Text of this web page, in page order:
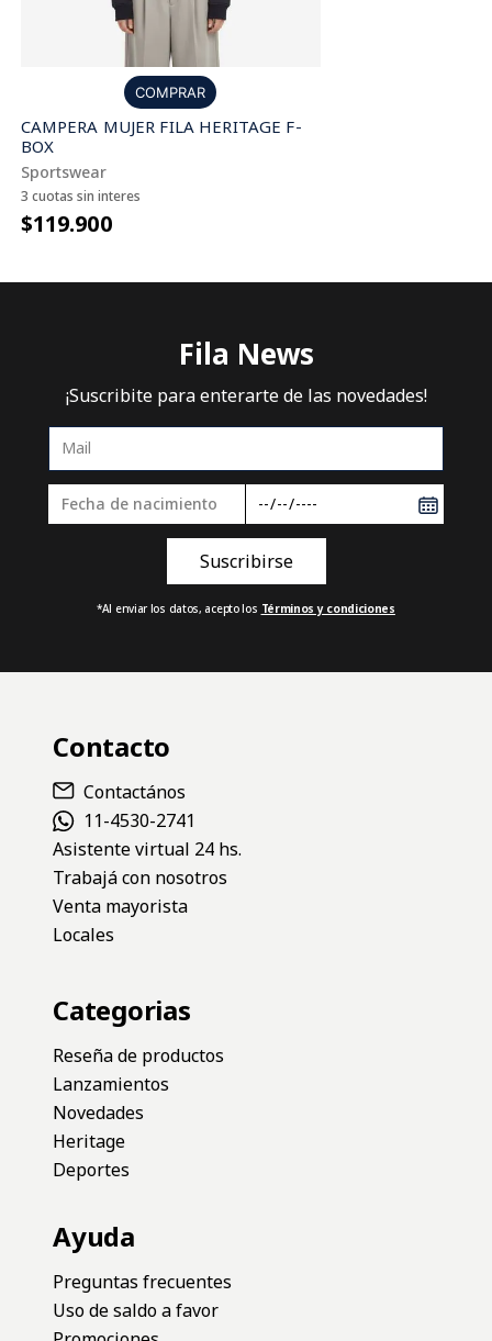
COMPRAR
CAMPERA MUJER FILA HERITAGE F-
BOX
Sportswear
3 cuotas sin interes
$119.900
SHORT HOMBRE FILA DIAMOND II
Running
$48.900
30%OFF